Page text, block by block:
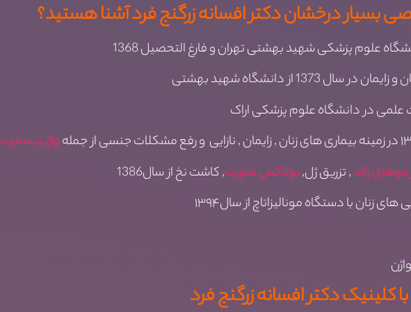
بسیار درخشان دکتر افسانه زرگنج فرد آشنا هستید؟
1373 از دانشگاه شهید بهشتی
موهای زائد, تزریق ژل,بوتاکس صورت, کاشت نخ از سال1386
زنان با دستگاه مونالیزاتاچ از سال۱۳۹۴
کلینیک دکتر افسانه زرگنج فرد